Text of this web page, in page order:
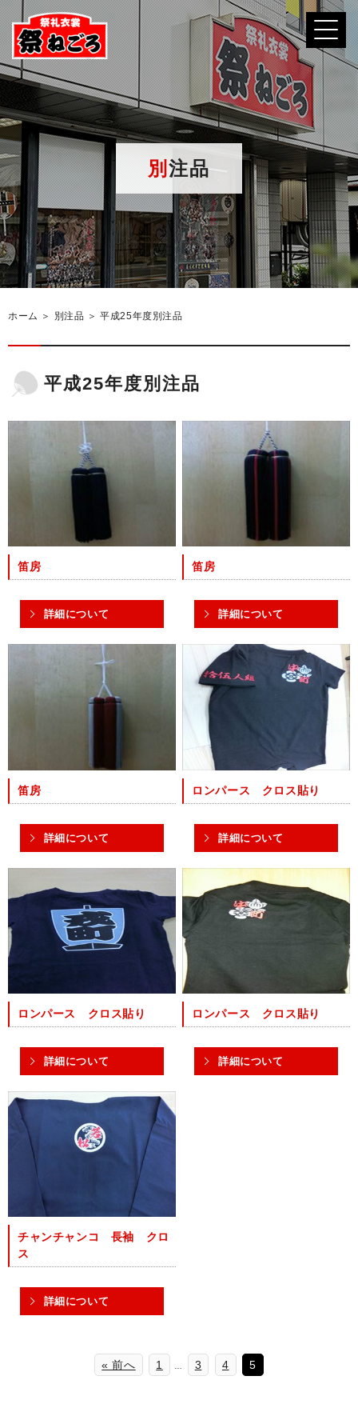
別注品
ホーム ＞ 別注品 ＞ 平成25年度別注品
平成25年度別注品
笛房
詳細について
笛房
詳細について
笛房
詳細について
ロンパース クロス貼り
詳細について
ロンパース クロス貼り
詳細について
ロンパース クロス貼り
詳細について
チャンチャンコ 長袖 クロ
ス
詳細について
« 前へ 1 3 4 5